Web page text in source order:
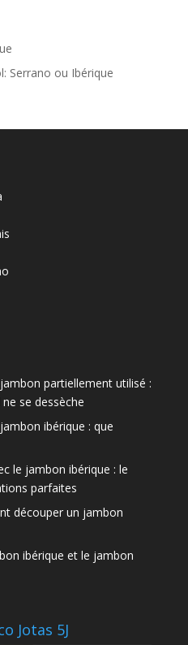
Serrano ou Ibérique
partiellement utilisé :
se dessèche
ibérique : que
le jambon ibérique : le
parfaites
découper un jambon
ibérique et le jambon
Jotas 5J